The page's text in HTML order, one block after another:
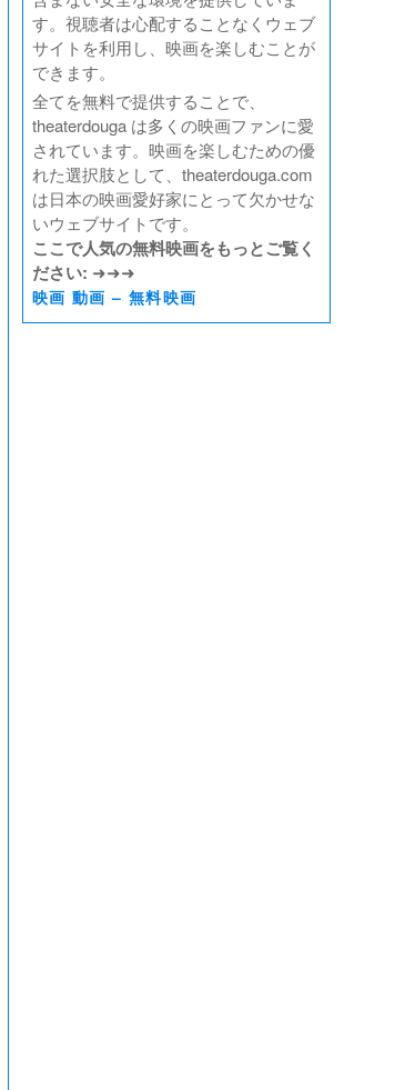
す。視聴者は心配することなくウェブ
サイトを利用し、映画を楽しむことが
できます。
全てを無料で提供することで、
theaterdouga は多くの映画ファンに愛
されています。映画を楽しむための優
れた選択肢として、theaterdouga.com
は日本の映画愛好家にとって欠かせな
いウェブサイトです。
ここで人気の無料映画をもっとご覧く
ださい: ➜➜➜
映画 動画 – 無料映画